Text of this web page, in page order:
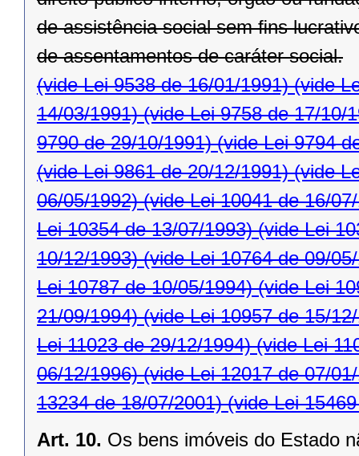
de assistência social sem ﬁns
de assentamentos de caráter social.
(vide Lei 9538 de 16/01/1991)(vide
14/03/1991)(vide Lei 9758 de 17/10/
9790 de 29/10/1991)(vide Lei 9794
(vide Lei 9861 de 20/12/1991)(vide
06/05/1992)(vide Lei 10041 de 16/
Lei 10354 de 13/07/1993)(vide Lei
10/12/1993)(vide Lei 10764 de 09/
Lei 10787 de 10/05/1994)(vide Lei
21/09/1994)(vide Lei 10957 de 15/
Lei 11023 de 29/12/1994)(vide Lei
06/12/1996)(vide Lei 12017 de 07/
13234 de 18/07/2001)(vide Lei
Art. 10. Os bens imóveis do Estado